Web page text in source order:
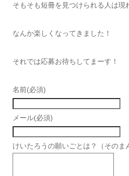
そもそも短冊を見つけられる人は現
なんか楽しくなってきました！
それでは応募お待ちしてまーす！
名前(必須)
メール(必須)
けいたろうの願いごとは？（そのま